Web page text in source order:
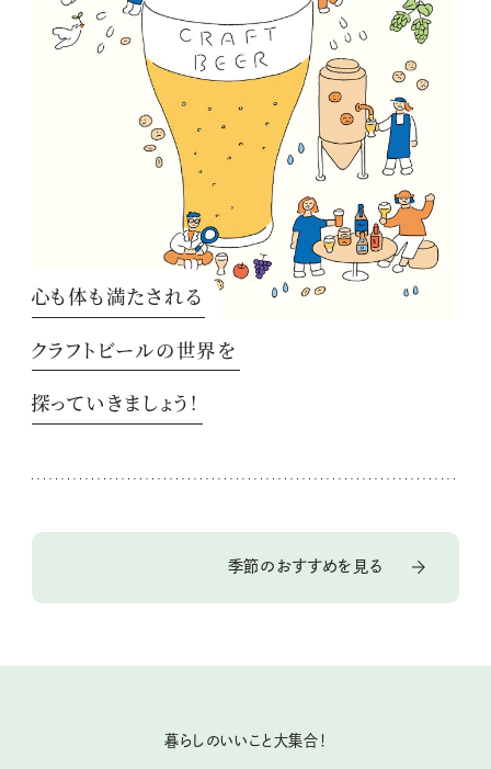
心も体も満たされる
クラフトビールの世界を
探っていきましょう！
季節のおすすめを見る
暮らしのいいこと大集合！